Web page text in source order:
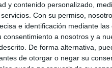
y contenido personalizado,
Con su permiso,
e identificación mediante
consentimiento a nosotros y a
De forma alternativa,
de otorgar o negar su